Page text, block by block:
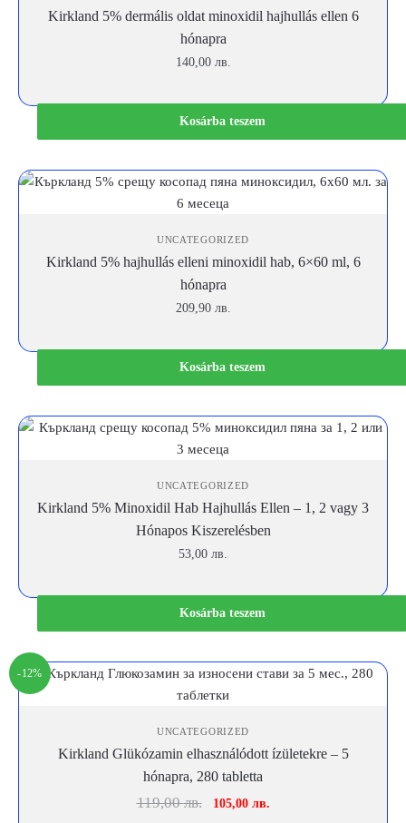
Kirkland 5% dermális oldat minoxidil hajhullás ellen 6
hónapra
140,00 лв.
Kosárba teszem
UNCATEGORIZED
Kirkland 5% hajhullás elleni minoxidil hab, 6×60 ml, 6
hónapra
209,90 лв.
Kosárba teszem
UNCATEGORIZED
Kirkland 5% Minoxidil Hab Hajhullás Ellen – 1, 2 vagy 3
Hónapos Kiszerelésben
53,00 лв.
Kosárba teszem
-12%
UNCATEGORIZED
Kirkland Glükózamin elhasználódott ízületekre – 5
hónapra, 280 tabletta
119,00лв.
Original
105,00 лв.